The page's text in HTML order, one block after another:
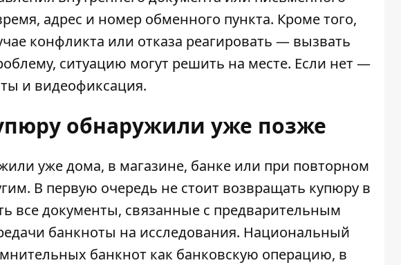
адрес и номер обменного пункта. Кроме того,
конфликта или отказа реагировать — вызвать
ситуацию могут решить на месте. Если нет —
и видеофиксация.
обнаружили уже позже
уже дома, в магазине, банке или при повторном
В первую очередь не стоит возвращать купюру в
все документы, связанные с предварительным
банкноты на исследования. Национальный
банкнот как банковскую операцию, в